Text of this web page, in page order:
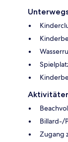
Billard-/
Zugang